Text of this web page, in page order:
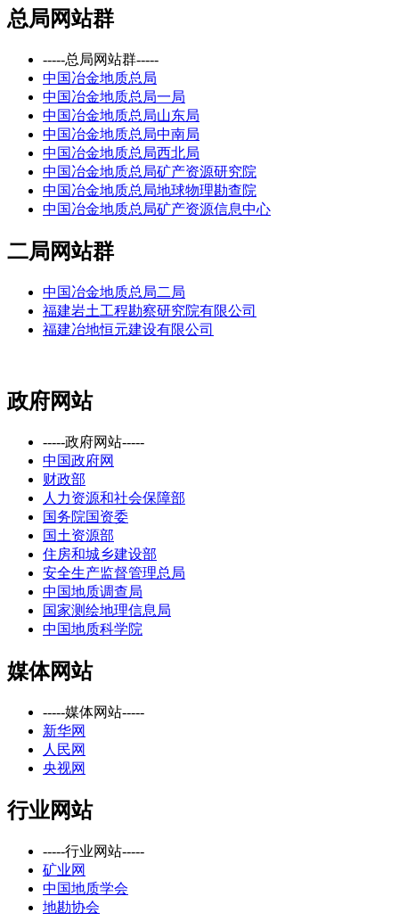
总局网站群
-----总局网站群-----
中国冶金地质总局
中国冶金地质总局一局
中国冶金地质总局山东局
中国冶金地质总局中南局
中国冶金地质总局西北局
中国冶金地质总局矿产资源研究院
中国冶金地质总局地球物理勘查院
中国冶金地质总局矿产资源信息中心
二局网站群
中国冶金地质总局二局
福建岩土工程勘察研究院有限公司
福建冶地恒元建设有限公司
政府网站
-----政府网站-----
中国政府网
财政部
人力资源和社会保障部
国务院国资委
国土资源部
住房和城乡建设部
安全生产监督管理总局
中国地质调查局
国家测绘地理信息局
中国地质科学院
媒体网站
-----媒体网站-----
新华网
人民网
央视网
行业网站
-----行业网站-----
矿业网
中国地质学会
地勘协会